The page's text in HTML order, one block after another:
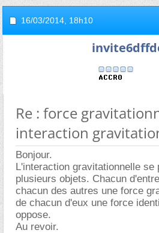
16/03/2014, 18h10
Re : force
interaction
Bonjour.
L'interaction gravitationnelle se
plusieurs objets. Chacun
chacun des autres une force
de chacun d'eux une force
oppose.
Au revoir.